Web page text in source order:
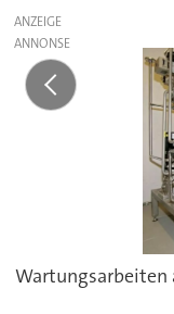
ANZEIGE
Wartungsarbeiten